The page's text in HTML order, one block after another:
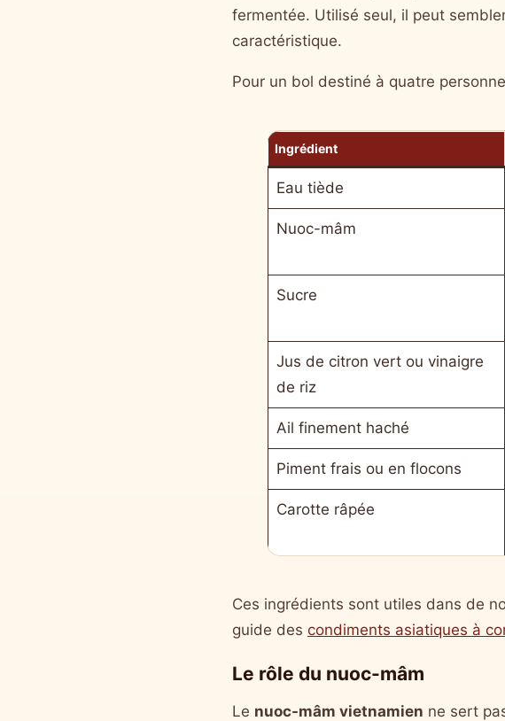
fermentée. Utilisé seul, il peut
caractéristique.
Pour un bol destiné à quatre
Ingrédient
Eau tiède
Nuoc-mâm
Sucre
Jus de citron vert ou vinaigre
de riz
Ail finement haché
Piment frais ou en flocons
Carotte râpée
Ces ingrédients sont utiles dans de
guide des condiments asiatiques à
Le rôle du nuoc-mâm
Le nuoc-mâm vietnamien ne sert